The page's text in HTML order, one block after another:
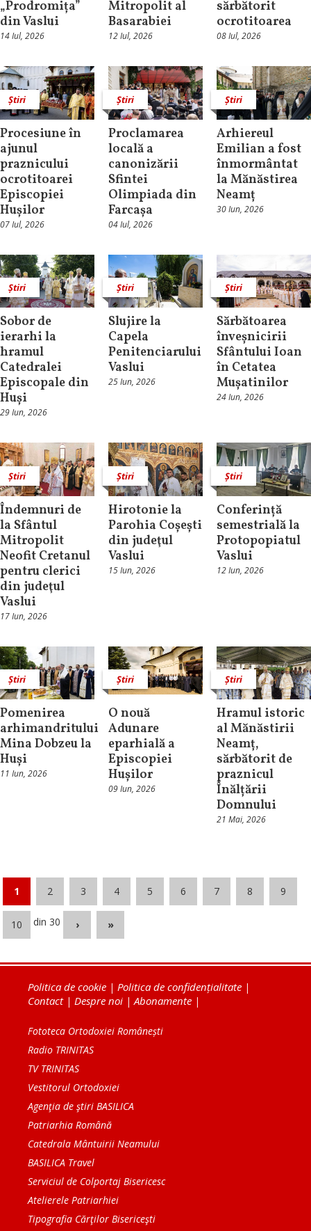
„Prodromița”
din Vaslui
14 Iul, 2026
Mitropolit al
Basarabiei
12 Iul, 2026
sărbătorit
ocrotitoarea
08 Iul, 2026
Știri
Procesiune în
ajunul
praznicului
ocrotitoarei
Episcopiei
Hușilor
07 Iul, 2026
Știri
Proclamarea
locală a
canonizării
Sfintei
Olimpiada din
Farcașa
04 Iul, 2026
Știri
Arhiereul
Emilian a fost
înmormântat
la Mănăstirea
Neamț
30 Iun, 2026
Știri
Sobor de
ierarhi la
hramul
Catedralei
Episcopale din
Huși
29 Iun, 2026
Știri
Slujire la
Capela
Penitenciarului
Vaslui
25 Iun, 2026
Știri
Sărbătoarea
înveșnicirii
Sfântului Ioan
în Cetatea
Mușatinilor
24 Iun, 2026
Știri
Îndemnuri de
la Sfântul
Mitropolit
Neofit Cretanul
pentru clerici
din judeţul
Vaslui
17 Iun, 2026
Știri
Hirotonie la
Parohia Coșești
din judeţul
Vaslui
15 Iun, 2026
Știri
Conferință
semestrială la
Protopopiatul
Vaslui
12 Iun, 2026
Știri
Pomenirea
arhimandritului
Mina Dobzeu la
Huși
11 Iun, 2026
Știri
O nouă
Adunare
eparhială a
Episcopiei
Hușilor
09 Iun, 2026
Știri
Hramul istoric
al Mănăstirii
Neamț,
sărbătorit de
praznicul
Înălțării
Domnului
21 Mai, 2026
1 2 3 4 5 6 7 8 9
10 din 30 › »
Politica de cookie | Politica de confidențialitate |
Contact| Despre noi |Abonamente |
Fototeca Ortodoxiei Românești
Radio TRINITAS
TV TRINITAS
Vestitorul Ortodoxiei
Agenţia de ştiri BASILICA
Patriarhia Română
Catedrala Mântuirii Neamului
BASILICA Travel
Serviciul de Colportaj Bisericesc
Atelierele Patriarhiei
Tipografia Cărţilor Bisericeşti